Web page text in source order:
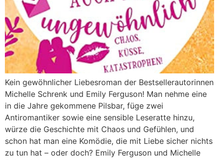
Kein gewöhnlicher Liebesroman der Bestsellerautorinnen
Michelle Schrenk und Emily Ferguson! Man nehme eine
in die Jahre gekommene Pilsbar, füge zwei
Antiromantiker sowie eine sensible Leseratte hinzu,
würze die Geschichte mit Chaos und Gefühlen, und
schon hat man eine Komödie, die mit Liebe sicher nichts
zu tun hat – oder doch? Emily Ferguson und Michelle